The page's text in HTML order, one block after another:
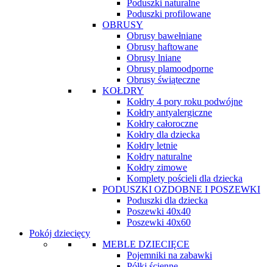
Poduszki naturalne
Poduszki profilowane
OBRUSY
Obrusy bawełniane
Obrusy haftowane
Obrusy lniane
Obrusy plamoodporne
Obrusy świąteczne
KOŁDRY
Kołdry 4 pory roku podwójne
Kołdry antyalergiczne
Kołdry całoroczne
Kołdry dla dziecka
Kołdry letnie
Kołdry naturalne
Kołdry zimowe
Komplety pościeli dla dziecka
PODUSZKI OZDOBNE I POSZEWKI
Poduszki dla dziecka
Poszewki 40x40
Poszewki 40x60
Pokój dziecięcy
MEBLE DZIECIĘCE
Pojemniki na zabawki